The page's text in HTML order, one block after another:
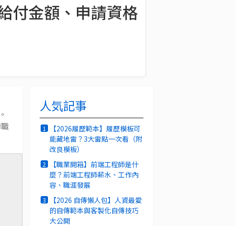
付金額、申請資格
人気記事
1
【2026履歷範本】履歷模板可
能藏地雷？3大雷點一次看（附
改良模板）
2
【職業開箱】前端工程師是什
麼？前端工程師薪水、工作內
容、職涯發展
3
【2026 自傳懶人包】人資最愛
的自傳範本與客製化自傳技巧
大公開